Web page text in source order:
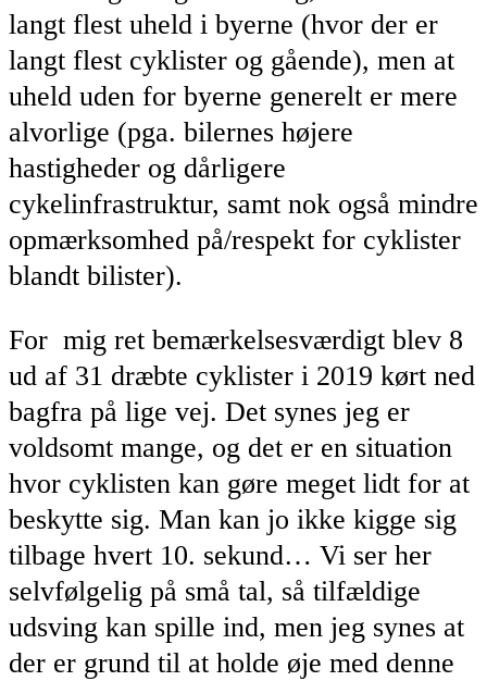
langt flest uheld i byerne (hvor der er
langt flest cyklister og gående), men at
uheld uden for byerne generelt er mere
alvorlige (pga. bilernes højere
hastigheder og dårligere
cykelinfrastruktur, samt nok også mindre
opmærksomhed på/respekt for cyklister
blandt bilister).
For mig ret bemærkelsesværdigt blev 8
ud af 31 dræbte cyklister i 2019 kørt ned
bagfra på lige vej. Det synes jeg er
voldsomt mange, og det er en situation
hvor cyklisten kan gøre meget lidt for at
beskytte sig. Man kan jo ikke kigge sig
tilbage hvert 10. sekund… Vi ser her
selvfølgelig på små tal, så tilfældige
udsving kan spille ind, men jeg synes at
der er grund til at holde øje med denne